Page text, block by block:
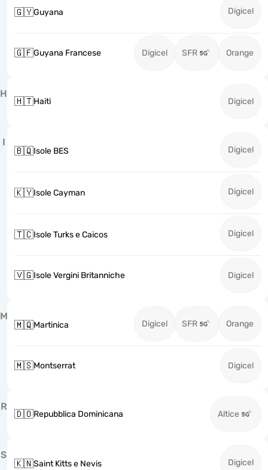
🇬🇾Guyana Digicel
🇬🇫Guyana Francese Digicel SFR Orange
H
🇭🇹Haiti Digicel
I
🇧🇶Isole BES Digicel
🇰🇾Isole Cayman Digicel
🇹🇨Isole Turks e Caicos Digicel
🇻🇬Isole Vergini Britanniche Digicel
M
🇲🇶Martinica Digicel SFR Orange
🇲🇸Montserrat Digicel
R
🇩🇴Repubblica Dominicana Altice
S
🇰🇳Saint Kitts e Nevis Digicel